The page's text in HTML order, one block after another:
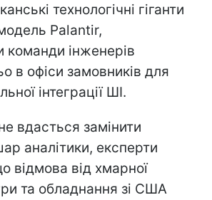
технологічні гіганти
Palantir,
команди інженерів
в офіси замовників для
інтеграції ШІ.
вдасться замінити
аналітики, експерти
відмова від хмарної
та обладнання зі США